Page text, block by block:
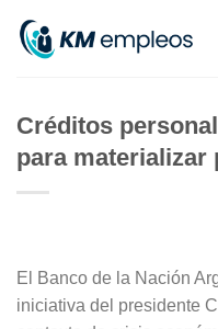
Créditos
para materializar
El Banco de la Nación
iniciativa del presidente